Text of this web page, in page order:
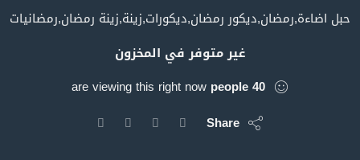
حبل اضاءة,رمضان,ديكور رمضان,ديكورات,زينة,زينة رمضان,رمضانيات
غير متوفر في المخزون
40
people
are viewing this right now
Share